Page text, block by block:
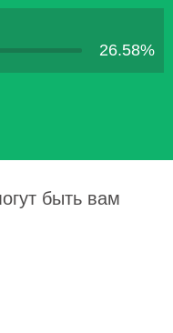
26.58%
быть вам